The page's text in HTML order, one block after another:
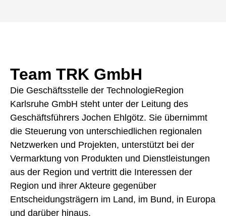
Team TRK GmbH
Die Geschäftsstelle der TechnologieRegion
Karlsruhe GmbH steht unter der Leitung des
Geschäftsführers Jochen Ehlgötz. Sie übernimmt
die Steuerung von unterschiedlichen regionalen
Netzwerken und Projekten, unterstützt bei der
Vermarktung von Produkten und Dienstleistungen
aus der Region und vertritt die Interessen der
Region und ihrer Akteure gegenüber
Entscheidungsträgern im Land, im Bund, in Europa
und darüber hinaus.